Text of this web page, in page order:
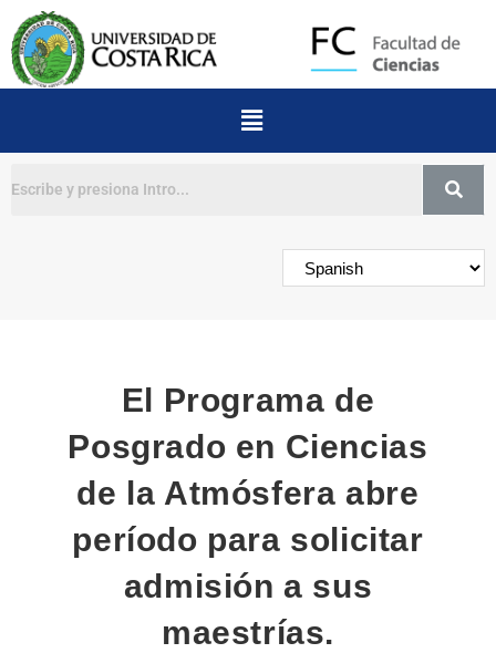
El Programa de
Posgrado en Ciencias
de la Atmósfera abre
período para solicitar
admisión a sus
maestrías.